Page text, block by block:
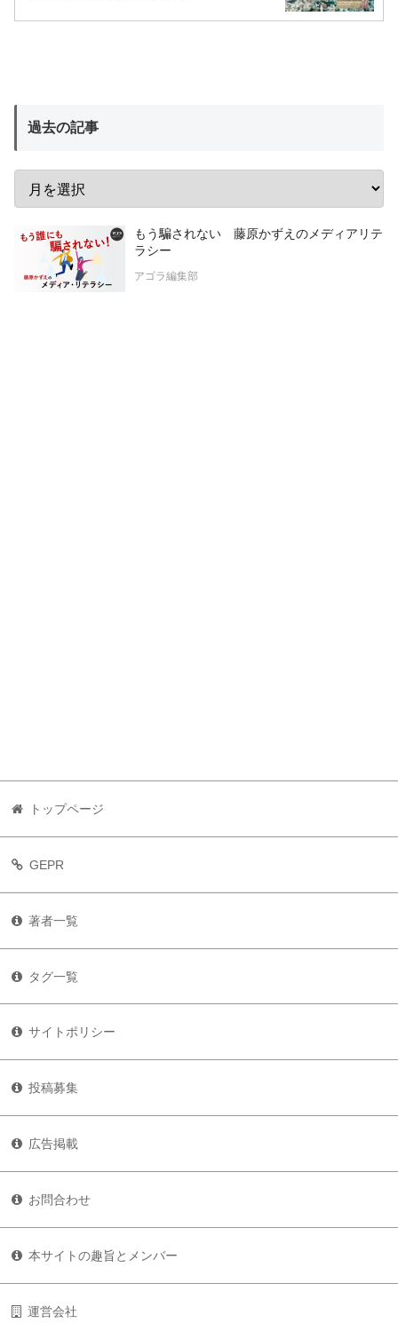
過去の記事
もう騙されない 藤原かずえのメディアリテ
ラシー
アゴラ編集部
トップページ
GEPR
著者一覧
タグ一覧
サイトポリシー
投稿募集
広告掲載
お問合わせ
本サイトの趣旨とメンバー
運営会社